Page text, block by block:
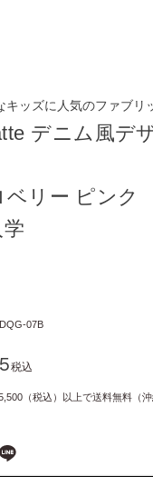
キッズに人気のファブリ
デニム風デ
ベリー ピン
学
07B
税込
（税込）以上で送料無料（